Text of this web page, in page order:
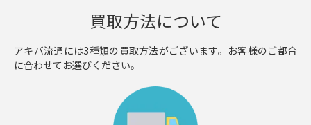
買取方法について
アキバ流通には3種類の買取方法がございます。お客様のご都合
に合わせてお選びください。